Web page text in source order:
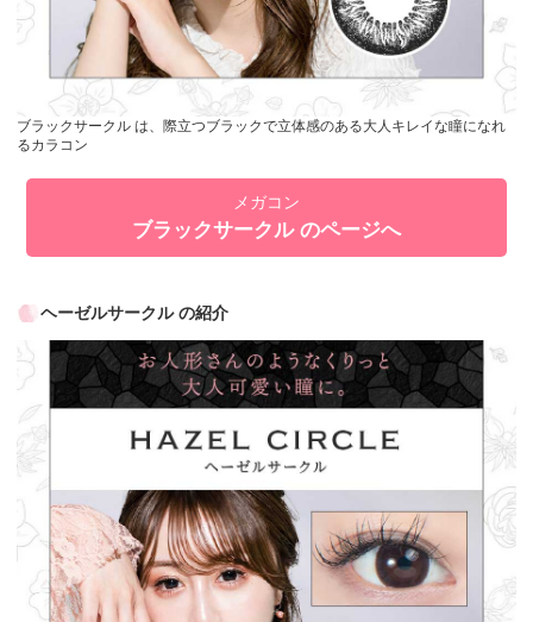
ブラックサークル は、際立つブラックで立体感のある大人キレイな瞳になれ
るカラコン
メガコン
ブラックサークル のページへ
ヘーゼルサークル の紹介